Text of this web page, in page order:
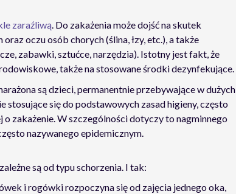
zaraźliwą. Do zakażenia może dojść na skutek
oczu osób chorych (ślina, łzy, etc.), a także
zabawki, sztućce, narzędzia). Istotny jest fakt, że
także na stosowane środki dezynfekujące.
są dzieci, permanentnie przebywające w dużych
stosujące się do podstawowych zasad higieny, często
o zakażenie. W szczególności dotyczy to nagminnego
nazywanego epidemicznym.
zależne są od typu schorzenia. I tak:
i rogówki rozpoczyna się od zajęcia jednego oka,